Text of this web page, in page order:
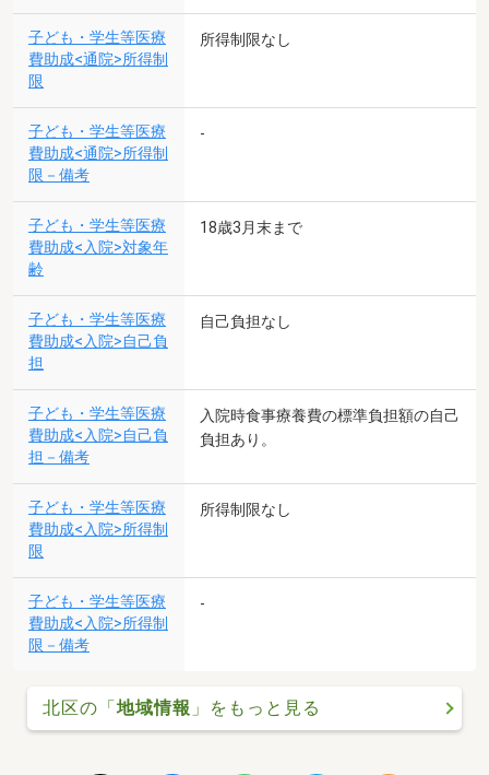
子ども・学生等医療
費助成<通院>所得制
限
所得制限なし
子ども・学生等医療
費助成<通院>所得制
限－備考
-
子ども・学生等医療
費助成<入院>対象年
齢
18歳3月末まで
子ども・学生等医療
費助成<入院>自己負
担
自己負担なし
子ども・学生等医療
費助成<入院>自己負
担－備考
入院時食事療養費の標準負担額の自己
負担あり。
子ども・学生等医療
費助成<入院>所得制
限
所得制限なし
子ども・学生等医療
費助成<入院>所得制
限－備考
-
北区の「地域情報 」をもっと見る